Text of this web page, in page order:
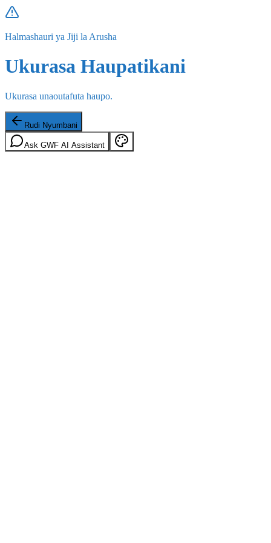
Halmashauri ya Jiji la Arusha
Ukurasa Haupatikani
Ukurasa unaoutafuta haupo.
Rudi Nyumbani
Ask GWF AI Assistant